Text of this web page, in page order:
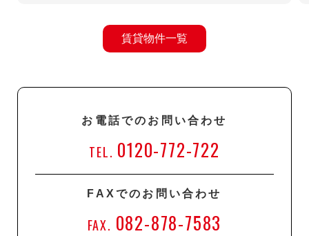
賃貸物件一覧
お電話でのお問い合わせ
TEL. 0120-772-722
FAXでのお問い合わせ
FAX. 082-878-7583